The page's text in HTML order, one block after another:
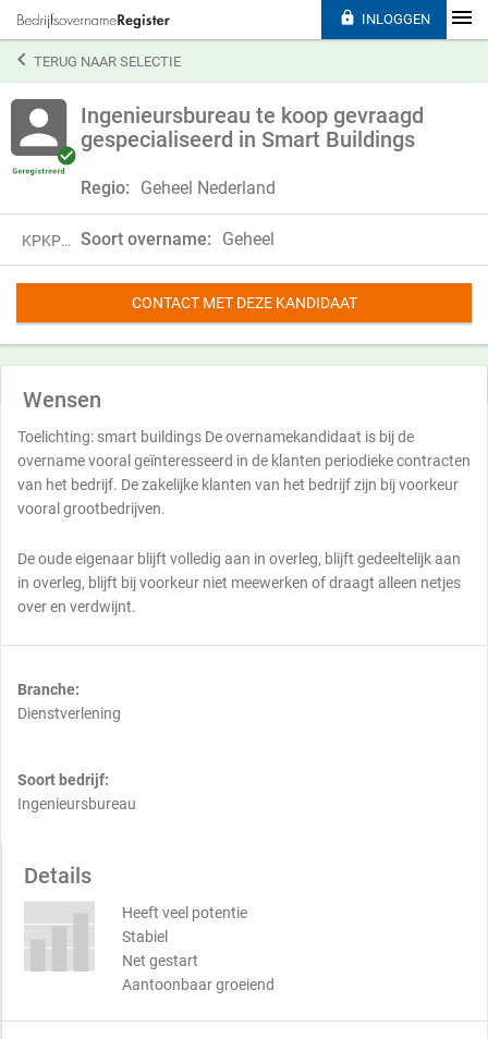
TERUG NAAR SELECTIE
Ingenieursbureau te koop gevraagd
gespecialiseerd in Smart Buildings
Regio: Geheel Nederland
KPKP24HCL17X Soort overname: Geheel
CONTACT MET DEZE KANDIDAAT
Wensen
Toelichting: smart buildings De overnamekandidaat is bij de
overname vooral geïnteresseerd in de klanten periodieke contracten
van het bedrijf. De zakelijke klanten van het bedrijf zijn bij voorkeur
vooral grootbedrijven.
De oude eigenaar blijft volledig aan in overleg, blijft gedeeltelijk aan
in overleg, blijft bij voorkeur niet meewerken of draagt alleen netjes
over en verdwijnt.
Branche:
Dienstverlening
Soort bedrijf:
Ingenieursbureau
Details
Heeft veel potentie
Stabiel
Net gestart
Aantoonbaar groeiend
 INLOGGEN